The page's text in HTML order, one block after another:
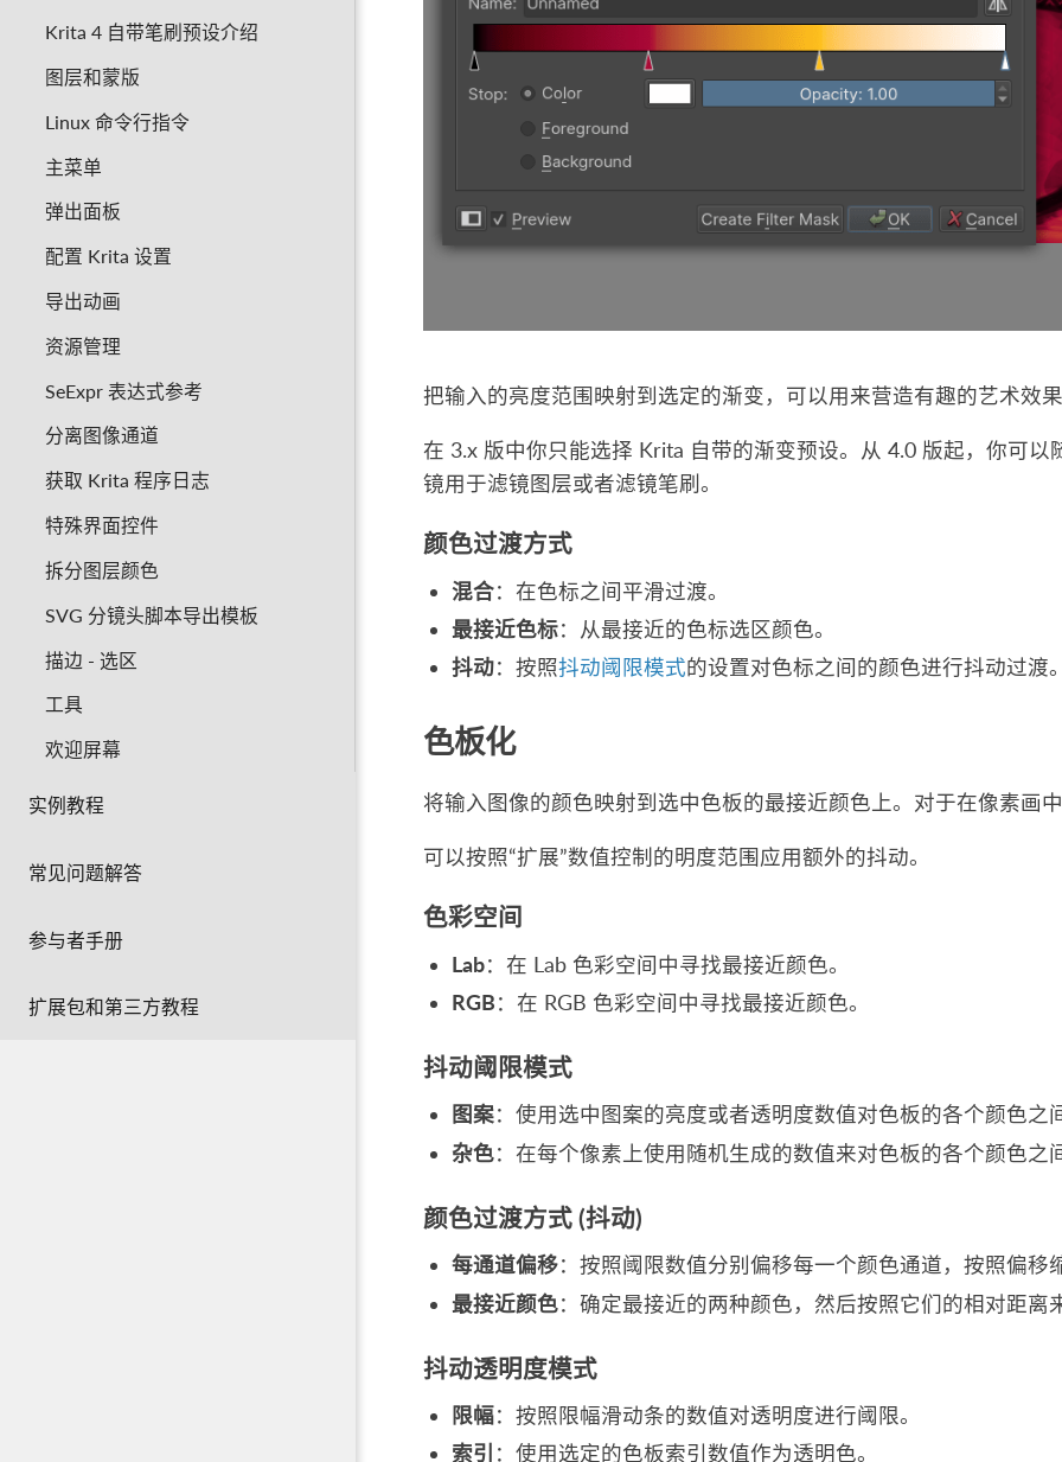
Krita 4 自带笔刷预设介绍
图层和蒙版
Linux 命令行指令
主菜单
弹出面板
配置 Krita 设置
导出动画
资源管理
SeExpr 表达式参考
分离图像通道
获取 Krita 程序日志
特殊界面控件
拆分图层颜色
SVG 分镜头脚本导出模板
描边 - 选区
工具
欢迎屏幕
实例教程
常见问题解答
参与者手册
扩展包和第三方教程
把输入的亮度范围映射到选定的渐变，可以用来营造有趣的艺术效
在 3.x 版中你只能选择 Krita 自带的渐变预设。从 4.0 版起，你可
镜用于滤镜图层或者滤镜笔刷。
颜色过渡方式
混合：在色标之间平滑过渡。
最接近色标：从最接近的色标选区颜色。
抖动：按照抖动阈限模式的设置对色标之间的颜色进行抖动过渡
色板化
将输入图像的颜色映射到选中色板的最接近颜色上。对于在像素画
可以按照“扩展”数值控制的明度范围应用额外的抖动。
色彩空间
Lab：在 Lab 色彩空间中寻找最接近颜色。
RGB：在 RGB 色彩空间中寻找最接近颜色。
抖动阈限模式
图案：使用选中图案的亮度或者透明度数值对色板的各个颜色之
杂色：在每个像素上使用随机生成的数值来对色板的各个颜色之
颜色过渡方式 (抖动)
每通道偏移：按照阈限数值分别偏移每一个颜色通道，按照偏移
最接近颜色：确定最接近的两种颜色，然后按照它们的相对距离
抖动透明度模式
限幅：按照限幅滑动条的数值对透明度进行阈限。
索引 ：使用选定的色板索引数值作为透明色。